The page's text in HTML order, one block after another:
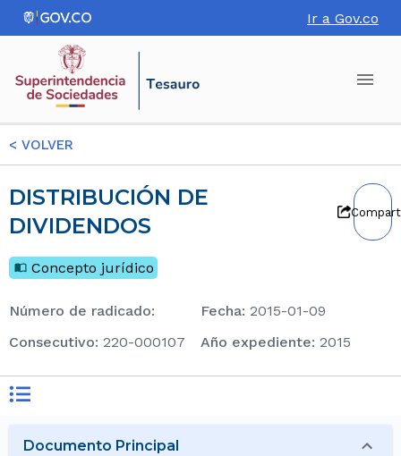
Ir a Gov.co
< VOLVER
DISTRIBUCIÓN DE
DIVIDENDOS
Concepto jurídico
Número de radicado: Fecha: 2015-01-09
consecutivo: 220-000107 Año expediente: 2015
Documento Principal